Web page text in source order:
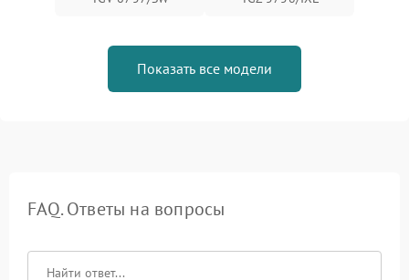
Показать все модели
FAQ. Ответы на вопросы